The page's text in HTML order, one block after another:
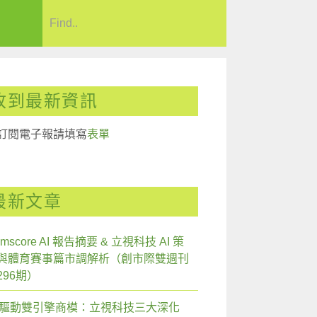
到最新資訊
閱電子報請填寫表單
新文章
AI 報告摘要 & 立視科技 AI 策
體育賽事篇市調解析（創市際雙週刊
期）
動雙引擎商模：立視科技三大深化